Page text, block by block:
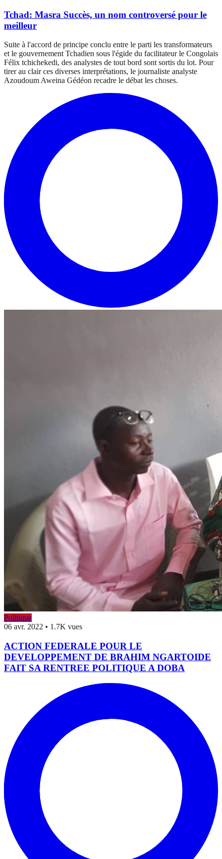
Tchad: Masra Succès, un nom controversé pour le
meilleur
Suite à l'accord de principe conclu entre le parti les transformateurs
et le gouvernement Tchadien sous l'égide du facilitateur le Congolais
Félix tchichekedi, des analystes de tout bord sont sortis du lot. Pour
tirer au clair ces diverses interprétations, le journaliste analyste
Azoudoum Aweina Gédéon recadre le débat les choses.
Politique
06 avr. 2022 • 1.7K vues
ACTION FEDERALE POUR LE
DEVELOPPEMENT DE BRAHIM NGARTOIDE
FAIT SA RENTREE POLITIQUE A DOBA